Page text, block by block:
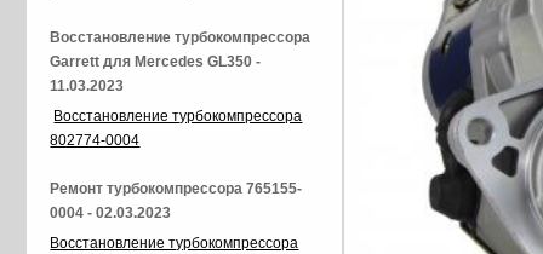
Восстановление турбокомпрессора
Garrett для Mercedes GL350 -
11.03.2023
Восстановление турбокомпрессора
802774-0004
Ремонт турбокомпрессора 765155-
0004 - 02.03.2023
Восстановление турбокомпрессора